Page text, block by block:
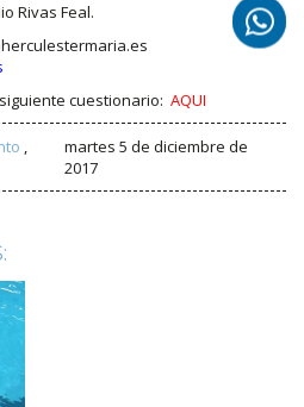
Rivas Feal.
cuestionario: AQUI
,
martes 5 de diciembre de
2017